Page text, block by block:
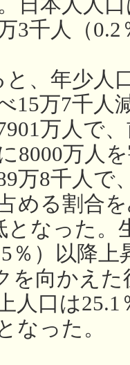
3千人（
、年少人
15万7千人
万人で
8000万人
万8千人で
める割合
となった。
％）以降
を向かえ
人口は
なった。